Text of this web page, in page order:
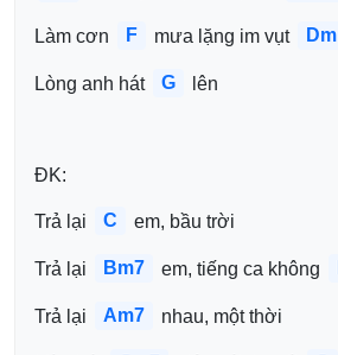
Làm cơn F mưa lặng im vụt Dm
Lòng anh hát G lên
ĐK:
Trả lại C em, bầu trời
Trả lại Bm7 em, tiếng ca không
Trả lại Am7 nhau, một thời